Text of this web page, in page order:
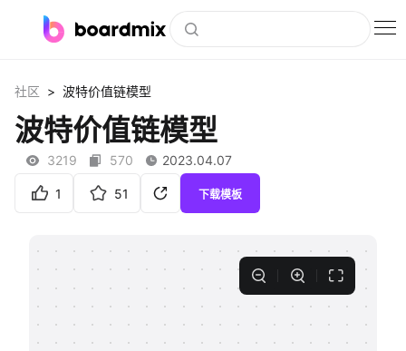
社区资源
下载
会员
私有化部署
客户案例
社区 > 波特价值链模型
波特价值链模型
3219 570 2023.04.07
1 51 下载模板